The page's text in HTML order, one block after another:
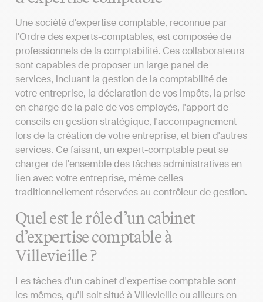
Une société d'expertise comptable, reconnue par
l'Ordre des experts-comptables, est composée de
professionnels de la comptabilité. Ces collaborateurs
sont capables de proposer un large panel de
services, incluant la gestion de la comptabilité de
votre entreprise, la déclaration de vos impôts, la prise
en charge de la paie de vos employés, l'apport de
conseils en gestion stratégique, l'accompagnement
lors de la création de votre entreprise, et bien d'autres
services. Ce faisant, un expert-comptable peut se
charger de l'ensemble des tâches administratives en
lien avec votre entreprise, même celles
traditionnellement réservées au contrôleur de gestion.
Quel est le rôle d’un cabinet
d’expertise comptable à
Villevieille ?
Les tâches d'un cabinet d'expertise comptable sont
les mêmes, qu'il soit situé à Villevieille ou ailleurs en